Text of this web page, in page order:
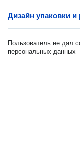
Дизайн упаковки
Пользователь не дал
персональных данных